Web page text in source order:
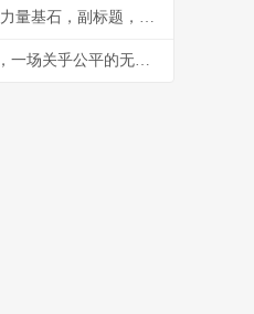
王者荣耀kpl铭文，职业赛场的力量基石，副标题，细微之处定胜负乾坤
**和平精英出了辅助怎么解决，一场关乎公平的无声战争**